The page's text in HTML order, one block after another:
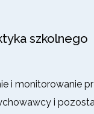
szkolnego
i monitorowanie
i